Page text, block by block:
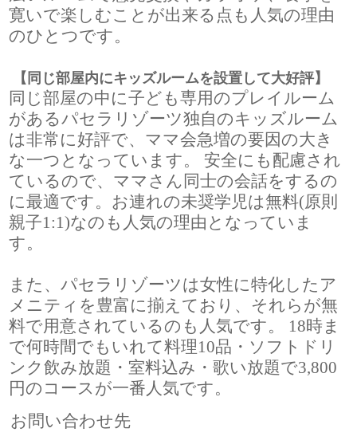
寛いで楽しむことが出来る点も人気の理由
のひとつです。
【同じ部屋内にキッズルームを設置して大好評】
同じ部屋の中に子ども専用のプレイルーム
があるパセラリゾーツ独自のキッズルーム
は非常に好評で、ママ会急増の要因の大き
な一つとなっています。 安全にも配慮され
ているので、ママさん同士の会話をするの
に最適です。お連れの未奨学児は無料(原則
親子1:1)なのも人気の理由となっていま
す。
また、パセラリゾーツは女性に特化したア
メニティを豊富に揃えており、それらが無
料で用意されているのも人気です。 18時ま
で何時間でもいれて料理10品・ソフトドリ
ンク飲み放題・室料込み・歌い放題で3,800
円のコースが一番人気です。
お問い合わせ先